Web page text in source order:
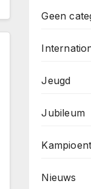
Geen
Jeugd
Jubileum
Nieuws